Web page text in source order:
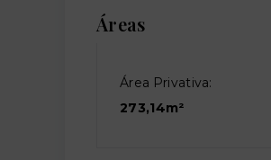
Áreas
Área Privativa:
273,14m²